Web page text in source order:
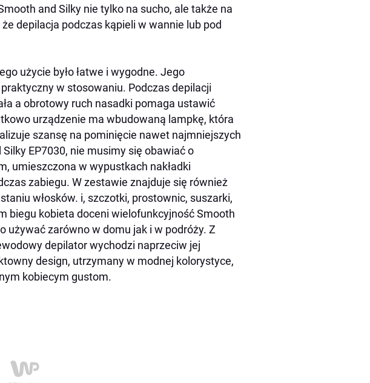
and Silky nie tylko na sucho, ale także na
depilacja podczas kąpieli w wannie lub pod
użycie było łatwe i wygodne. Jego
w stosowaniu. Podczas depilacji
a obrotowy ruch nasadki pomaga ustawić
urządzenie ma wbudowaną lampkę, która
szansę na pominięcie nawet najmniejszych
EP7030, nie musimy się obawiać o
umieszczona w wypustkach nakładki
zabiegu. W zestawie znajduje się również
włosków. i, szczotki, prostownic, suszarki,
biegu kobieta doceni wielofunkcyjność Smooth
używać zarówno w domu jak i w podróży. Z
depilator wychodzi naprzeciw jej
design, utrzymany w modnej kolorystyce,
kobiecym gustom.